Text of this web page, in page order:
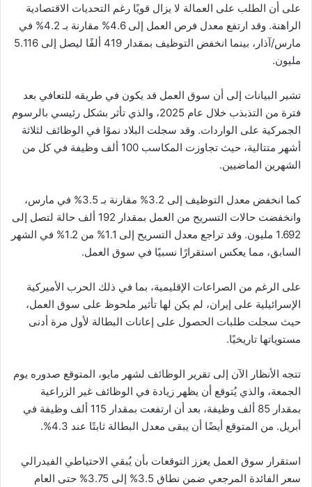
على أن الطلب على العمالة لا يزال قويًا رغم التحديات الاقتصادية
الراهنة. وقد ارتفع معدل فرص العمل إلى 4.6% مقارنة بـ 4.2% في
مارس/آذار، بينما انخفض التوظيف بمقدار 419 ألفًا ليصل إلى 5.116
مليون.
تشير البيانات إلى أن سوق العمل قد يكون في طريقه للتعافي بعد
فترة من التذبذب خلال عام 2025، والذي تأثر بشكل رئيسي بالرسوم
الجمركية على الواردات. وقد سجلت البلاد نموًا في الوظائف لثلاثة
أشهر متتالية، حيث تجاوزت المكاسب 100 ألف وظيفة في كل من
الشهرين الماضيين.
كما انخفض معدل التوظيف إلى 3.2% مقارنة بـ 3.5% في مارس،
وانخفضت حالات التسريح من العمل بمقدار 192 ألف حالة لتصل إلى
1.692 مليون. وقد تراجع معدل التسريح إلى 1.1% من 1.2% في الشهر
السابق، مما يعكس استقرارًا نسبيًا في سوق العمل.
على الرغم من الصراعات الإقليمية، بما في ذلك الحرب الأميركية
الإسرائيلية على إيران، لم يكن لها تأثير ملحوظ على سوق العمل،
حيث سجلت طلبات الحصول على إعانات البطالة لأول مرة أدنى
مستوياتها تاريخيًا.
تتجه الأنظار الآن إلى تقرير الوظائف لشهر مايو، المتوقع صدوره يوم
الجمعة، والذي يُتوقع أن يظهر زيادة في الوظائف غير الزراعية
بمقدار 85 ألف وظيفة، بعد أن ارتفعت بمقدار 115 ألف وظيفة في
أبريل. من المتوقع أيضًا أن يبقى معدل البطالة ثابتًا عند 4.3%.
استقرار سوق العمل يعزز التوقعات بأن يُبقي الاحتياطي الفيدرالي
سعر الفائدة المرجعي ضمن نطاق 3.5% إلى 3.75% حتى العام